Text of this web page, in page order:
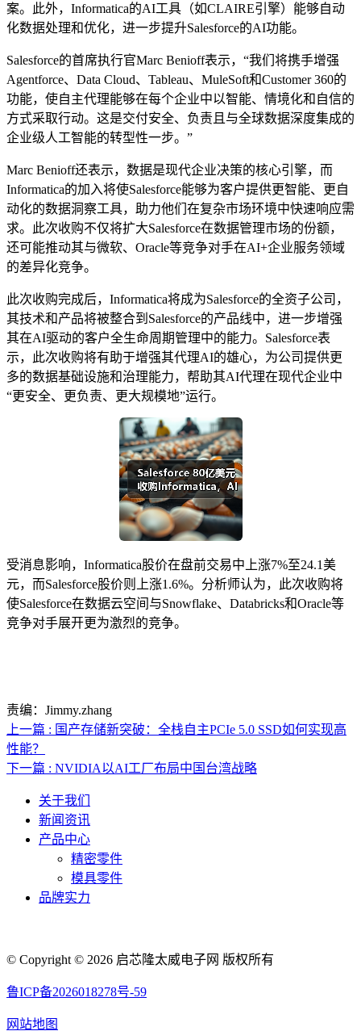
案。此外，Informatica的AI工具（如CLAIRE引擎）能够自动
化数据处理和优化，进一步提升Salesforce的AI功能。
Salesforce的首席执行官Marc Benioff表示，“我们将携手增强
Agentforce、Data Cloud、Tableau、MuleSoft和Customer 360的
功能，使自主代理能够在每个企业中以智能、情境化和自信的
方式采取行动。这是交付安全、负责且与全球数据深度集成的
企业级人工智能的转型性一步。”
Marc Benioff还表示，数据是现代企业决策的核心引擎，而
Informatica的加入将使Salesforce能够为客户提供更智能、更自
动化的数据洞察工具，助力他们在复杂市场环境中快速响应需
求。此次收购不仅将扩大Salesforce在数据管理市场的份额，
还可能推动其与微软、Oracle等竞争对手在AI+企业服务领域
的差异化竞争。
此次收购完成后，Informatica将成为Salesforce的全资子公司，
其技术和产品将被整合到Salesforce的产品线中，进一步增强
其在AI驱动的客户全生命周期管理中的能力。Salesforce表
示，此次收购将有助于增强其代理AI的雄心，为公司提供更
多的数据基础设施和治理能力，帮助其AI代理在现代企业中
“更安全、更负责、更大规模地”运行。
受消息影响，Informatica股价在盘前交易中上涨7%至24.1美
元，而Salesforce股价则上涨1.6%。分析师认为，此次收购将
使Salesforce在数据云空间与Snowflake、Databricks和Oracle等
竞争对手展开更为激烈的竞争。
责编：Jimmy.zhang
上一篇 : 国产存储新突破：全栈自主PCIe 5.0 SSD如何实现高
性能？
下一篇 : NVIDIA以AI工厂布局中国台湾战略
关于我们
新闻资讯
产品中心
精密零件
模具零件
品牌实力
© Copyright © 2026 启芯隆太威电子网 版权所有
鲁ICP备2026018278号-59
网站地图